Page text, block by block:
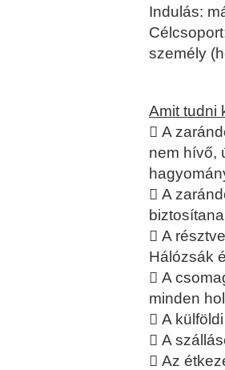
Indulás:
személy
Amit tudni
 A
nem hívő,
 A
 A
Hálózsák
 A
minden
 A
 A
 Az